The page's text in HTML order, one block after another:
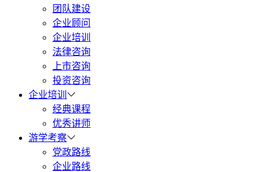
团队建设
企业顾问
企业培训
法律咨询
上市咨询
投资咨询
企业培训
经典课程
优秀讲师
游学考察
党政路线
企业路线